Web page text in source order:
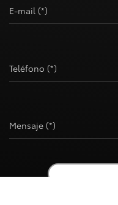
E-mail (*)
Teléfono (*)
Mensaje (*)